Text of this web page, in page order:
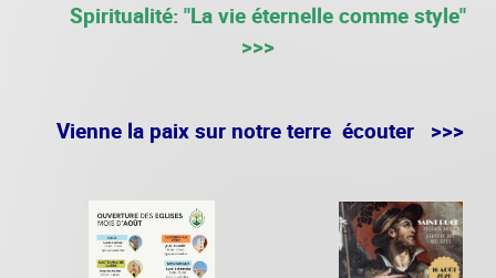
Spiritualité: "La vie éternelle comme style"
>>>
Vienne la paix sur notre terre écouter >>>